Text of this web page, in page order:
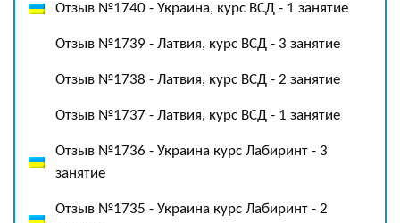
Отзыв №1740 - Украина, курс ВСД - 1 занятие
Отзыв №1739 - Латвия, курс ВСД - 3 занятие
Отзыв №1738 - Латвия, курс ВСД - 2 занятие
Отзыв №1737 - Латвия, курс ВСД - 1 занятие
Отзыв №1736 - Украина курс Лабиринт - 3
занятие
Отзыв №1735 - Украина курс Лабиринт - 2